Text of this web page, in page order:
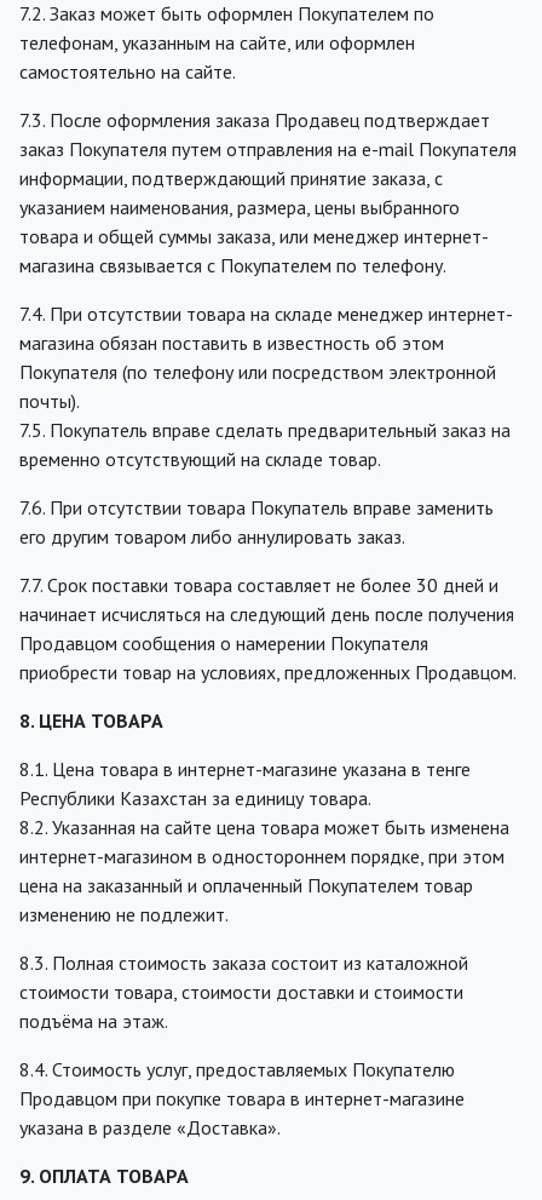
7.2. Заказ может быть оформлен Покупателем по
телефонам, указанным на сайте, или оформлен
самостоятельно на сайте.
7.3. После оформления заказа Продавец подтверждает
заказ Покупателя путем отправления на e-mail Покупателя
информации, подтверждающий принятие заказа, с
указанием наименования, размера, цены выбранного
товара и общей суммы заказа, или менеджер интернет-
магазина связывается с Покупателем по телефону.
7.4. При отсутствии товара на складе менеджер интернет-
магазина обязан поставить в известность об этом
Покупателя (по телефону или посредством электронной
почты).
7.5. Покупатель вправе сделать предварительный заказ на
временно отсутствующий на складе товар.
7.6. При отсутствии товара Покупатель вправе заменить
его другим товаром либо аннулировать заказ.
7.7. Срок поставки товара составляет не более 30 дней и
начинает исчисляться на следующий день после получения
Продавцом сообщения о намерении Покупателя
приобрести товар на условиях, предложенных Продавцом.
8. ЦЕНА ТОВАРА
8.1. Цена товара в интернет-магазине указана в тенге
Республики Казахстан за единицу товара.
8.2. Указанная на сайте цена товара может быть изменена
интернет-магазином в одностороннем порядке, при этом
цена на заказанный и оплаченный Покупателем товар
изменению не подлежит.
8.3. Полная стоимость заказа состоит из каталожной
стоимости товара, стоимости доставки и стоимости
подъёма на этаж.
8.4. Стоимость услуг, предоставляемых Покупателю
Продавцом при покупке товара в интернет-магазине
указана в разделе «Доставка».
9. ОПЛАТА ТОВАРА